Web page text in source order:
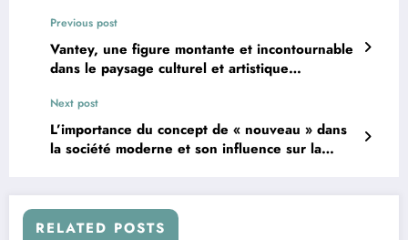
Previous post
Vantey, une figure montante et incontournable
dans le paysage culturel et artistique
Next post
L’importance du concept de « nouveau » dans
la société moderne et son influence sur la
RELATED POSTS